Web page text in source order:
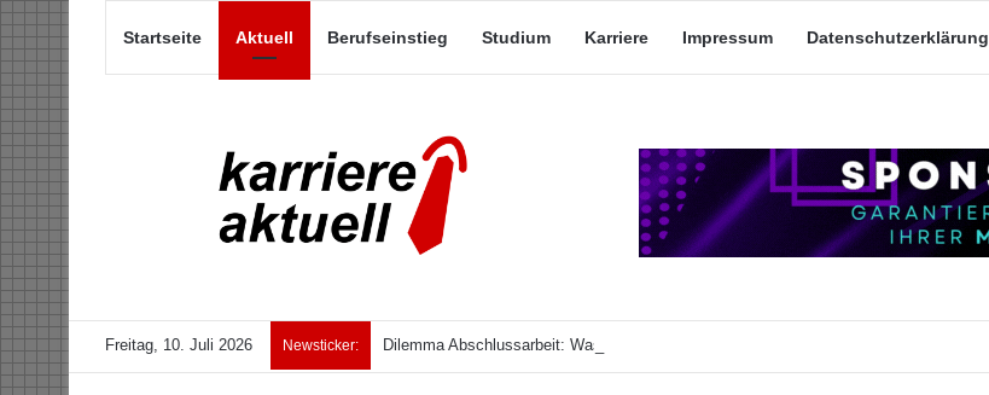
Startseite Aktuell Berufseinstieg Studium Karriere Impressum Datenschutzerklärung
Freitag, 10. Juli 2026 Newsticker: Dilemma Abschlussarbeit: Was taugt die akademische Schützenhilfe?